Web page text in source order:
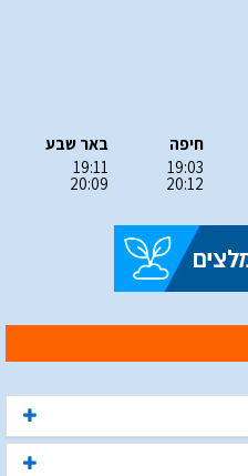
חיפה
19:03
20:12
באר שבע
19:11
20:09